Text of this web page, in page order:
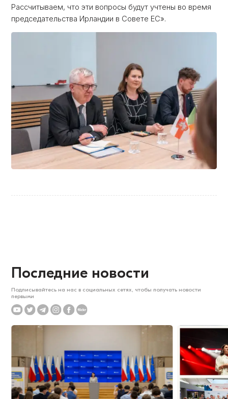
Рассчитываем, что эти вопросы будут учтены во время
председательства Ирландии в Совете ЕС».
Последние новости
Подписывайтесь на нас в социальных сетях, чтобы получать новости
первыми